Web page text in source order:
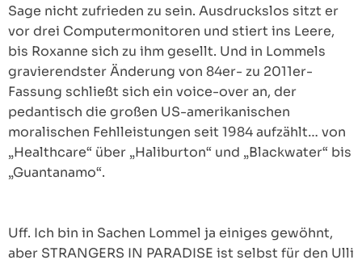
Sage nicht zufrieden zu sein. Ausdruckslos sitzt er
vor drei Computermonitoren und stiert ins Leere,
bis Roxanne sich zu ihm gesellt. Und in Lommels
gravierendster Änderung von 84er- zu 2011er-
Fassung schließt sich ein voice-over an, der
pedantisch die großen US-amerikanischen
moralischen Fehlleistungen seit 1984 aufzählt… von
„Healthcare“ über „Haliburton“ und „Blackwater“ bis
„Guantanamo“.
Uff. Ich bin in Sachen Lommel ja einiges gewöhnt,
aber STRANGERS IN PARADISE ist selbst für den Ulli